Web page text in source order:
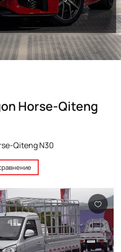
Horse-Qiteng
Qiteng N30